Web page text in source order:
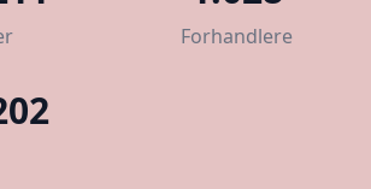
Forhandlere